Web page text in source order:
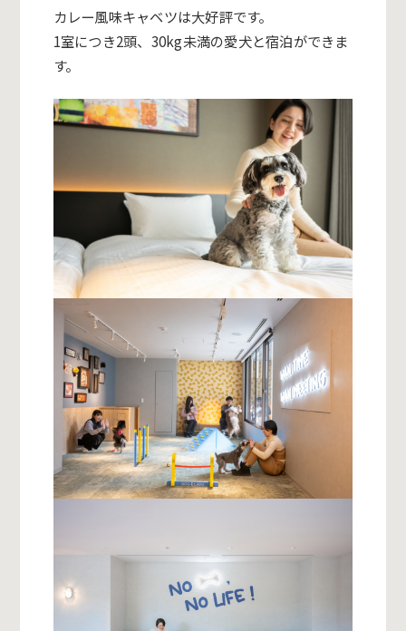
カレー風味キャベツは大好評です。
1室につき2頭、30kg未満の愛犬と宿泊ができま
す。